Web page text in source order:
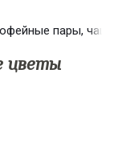
пары,
цветы